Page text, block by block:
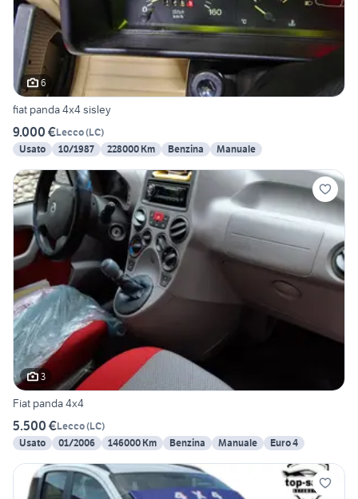
6
fiat panda 4x4 sisley
9.000 €Lecco(LC)
Usato
10/1987 228000 Km Benzina Manuale
3
Fiat panda 4x4
5.500 €Lecco(LC)
Usato
01/2006 146000 Km Benzina Manuale Euro 4